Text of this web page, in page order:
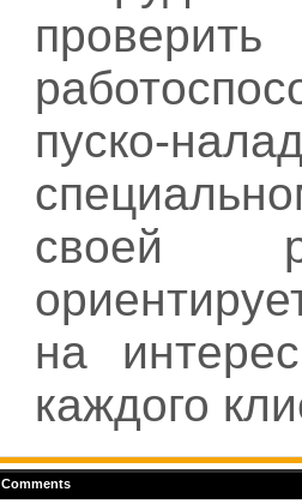
пуско-
своей
на
каждого
Comments